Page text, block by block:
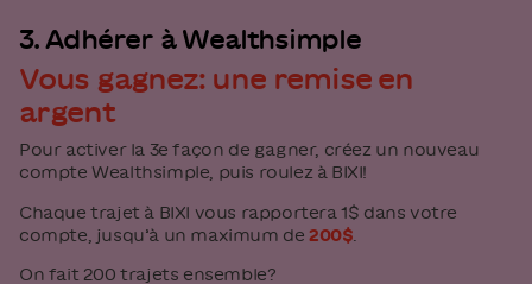
3. Adhérer à Wealthsimple
Vous gagnez: une remise en
argent
Pour activer la 3e façon de gagner, créez un nouveau
compte Wealthsimple, puis roulez à BIXI!
Chaque trajet à BIXI vous rapportera 1$ dans votre
compte, jusqu’à un maximum de200$
On fait 200 trajets ensemble?